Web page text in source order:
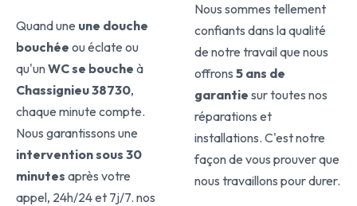
Quand une une douche
bouchée ou éclate ou
qu'unWC se bouche à
Chassignieu 38730,
chaque minute compte.
Nous garantissons une
intervention sous 30
minutes après votre
appel, 24h/24 et 7j/7. nos
Nous sommes tellement
confiants dans la qualité
de notre travail que nous
offrons 5 ans de
garantie sur toutes nos
réparations et
installations. C'est notre
façon de vous prouver que
nous travaillons pour durer.